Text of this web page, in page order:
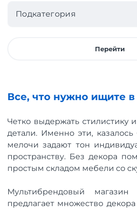
Подкатегория
Перейти
Все, что нужно ищите
Четко выдержать стилистику
детали. Именно эти,
мелочи задают тон
пространству. Без декора
простым складом мебели со
Мультибрендовый магазин
предлагает множество